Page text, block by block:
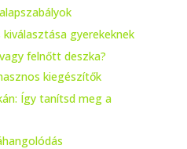
gyerekeknek
felnőtt deszka?
kiegészítők
Így tanítsd meg a